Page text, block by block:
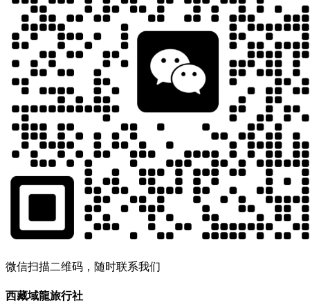
微信扫描二维码，随时联系我们
西藏域龍旅行社